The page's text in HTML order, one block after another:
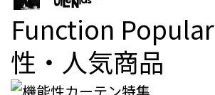
Function Popular
性・人気商品